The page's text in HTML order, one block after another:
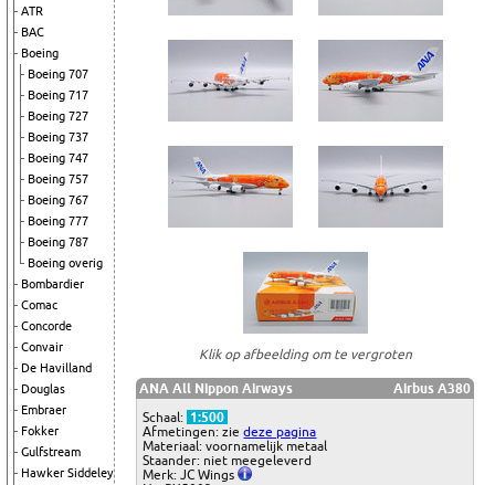
ATR
BAC
Boeing
Boeing 707
Boeing 717
Boeing 727
Boeing 737
Boeing 747
Boeing 757
Boeing 767
Boeing 777
Boeing 787
Boeing overig
Bombardier
Comac
Concorde
Convair
De Havilland
Douglas
Embraer
Fokker
Gulfstream
Hawker Siddeley
Klik op afbeelding om te vergroten
ANA All Nippon Airways
Airbus A380
Schaal: 1:500
Afmetingen: ziedeze pagina
Materiaal: voornamelijk metaal
Staander: niet meegeleverd
Merk: JC Wings